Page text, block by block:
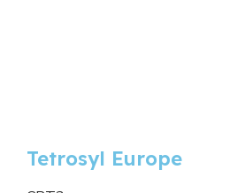
Tetrosyl Europe